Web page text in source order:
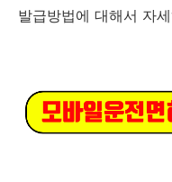
발급방법에 대해서 자